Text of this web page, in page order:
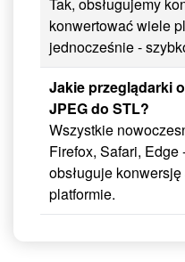
Tak, obsługujemy
konwertować wiele
jednocześnie -
Jakie przeglądarki
JPEG do STL?
Wszystkie
Firefox, Safari, Edge
obsługuje
platformie.